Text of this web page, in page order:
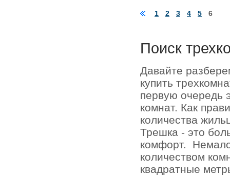
1 2 3 4 5 6
Поиск
Давайте
купить
первую очередь
комнат. Как
количества
Трешка - это
комфорт.
количеством
квадратные